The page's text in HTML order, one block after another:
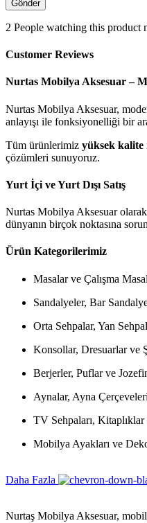
2 People watching this product
Customer Reviews
Nurtas Mobilya Aksesuar –
Nurtas Mobilya Aksesuar,
anlayışı ile fonksiyonelliği bir
Tüm ürünlerimiz yüksek kalite
çözümleri sunuyoruz.
Yurt İçi ve Yurt Dışı Satış
Nurtas Mobilya Aksesuar olarak
dünyanın birçok noktasına
Ürün Kategorilerimiz
Masalar ve Çalışma
Sandalyeler, Bar
Orta Sehpalar, Yan
Konsollar, Dresuarlar ve
Berjerler, Puflar ve
Aynalar, Ayna
TV Sehpaları,
Mobilya Ayakları ve
Daha Fazla
Nurtaş Mobilya Aksesuar,